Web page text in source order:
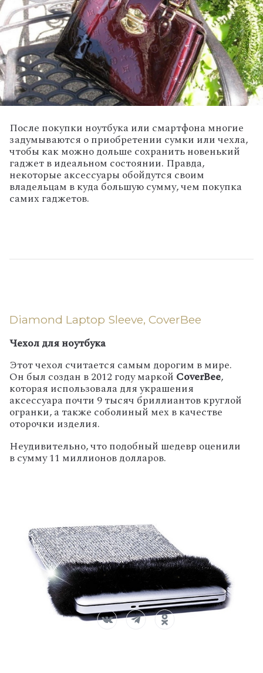
После покупки ноутбука или смартфона многие
задумываются о приобретении сумки или чехла,
чтобы как можно дольше сохранить новенький
гаджет в идеальном состоянии. Правда,
некоторые аксессуары обойдутся своим
владельцам в куда большую сумму, чем покупка
самих гаджетов.
Diamond Laptop Sleeve, CoverBee
Чехол для ноутбука
Этот чехол считается самым дорогим в мире.
Он был создан в 2012 году маркой CoverBee,
которая использовала для украшения
аксессуара почти 9 тысяч бриллиантов круглой
огранки, а также соболиный мех в качестве
оторочки изделия.
Неудивительно, что подобный шедевр оценили
в сумму 11 миллионов долларов.